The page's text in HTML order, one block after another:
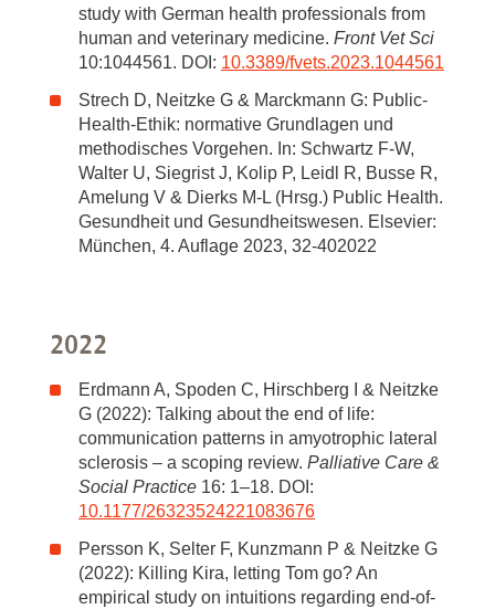
study with German health professionals from
human and veterinary medicine. Front Vet Sci
10:1044561. DOI: 10.3389/fvets.2023.1044561
Strech D, Neitzke G & Marckmann G: Public-
Health-Ethik: normative Grundlagen und
methodisches Vorgehen. In: Schwartz F-W,
Walter U, Siegrist J, Kolip P, Leidl R, Busse R,
Amelung V & Dierks M-L (Hrsg.) Public Health.
Gesundheit und Gesundheitswesen. Elsevier:
München, 4. Auflage 2023, 32-402022
2022
Erdmann A, Spoden C, Hirschberg I & Neitzke
G (2022): Talking about the end of life:
communication patterns in amyotrophic lateral
sclerosis – a scoping review. Palliative Care &
Social Practice 16: 1–18. DOI:
10.1177/26323524221083676
Persson K, Selter F, Kunzmann P & Neitzke G
(2022): Killing Kira, letting Tom go? An
empirical study on intuitions regarding end-of-